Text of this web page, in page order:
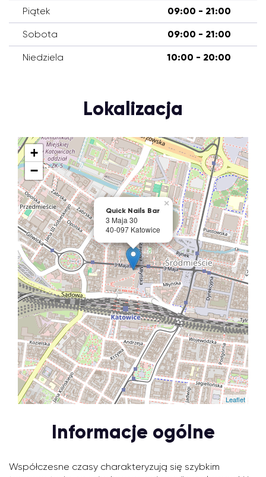
Piątek 09:00 - 21:00
Sobota 09:00 - 21:00
Niedziela 10:00 - 20:00
Lokalizacja
Quick Nails Bar
3 Maja 30
40-097 Katowice
×
+
−
Leaflet
Informacje ogólne
Współczesne czasy charakteryzują się szybkim